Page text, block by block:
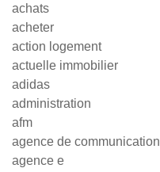
achats
acheter
action logement
actuelle immobilier
adidas
administration
afm
agence de communication
agence e